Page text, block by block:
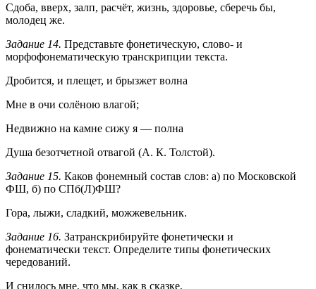
Сдоба, вверх, залп, расчёт, жизнь, здоровье, сберечь бы,
молодец же.
Задание 14. Представьте фонетическую, слово- и
морфофонематическую транскрипции текста.
Дробится, и плещет, и брызжет волна
Мне в очи солёною влагой;
Недвижно на камне сижу я — полна
Душа безотчетной отвагой (А. К. Толстой).
Задание 15. Каков фонемный состав слов: а) по Московской
ФШ, б) по СПб(Л)ФШ?
Гора, лыжи, сладкий, можжевельник.
Задание 16. Затранскрибируйте фонетически и
фонематически текст. Определите типы фонетических
чередований.
И снилось мне, что мы, как в сказке,